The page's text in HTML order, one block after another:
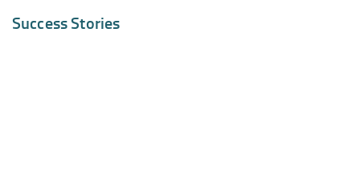
Success Stories